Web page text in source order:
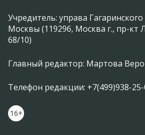
Учредитель: управа
Москвы (119296, Москва г., пр-кт
68/10)
Главный редактор: Мартова
Телефон редакции: +7(499)938-
16+